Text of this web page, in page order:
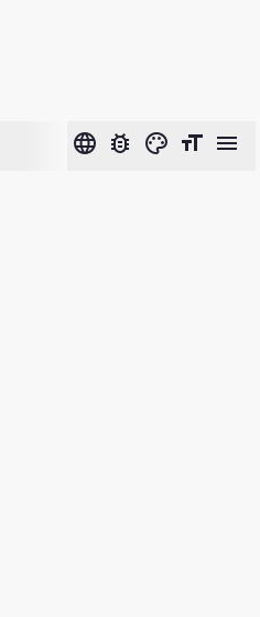
language bug_report color_lens format_size menu